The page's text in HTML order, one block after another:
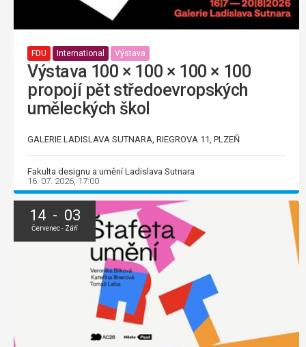
FDU International Výstava
Výstava 100 × 100 × 100 × 100
propojí pět středoevropských
uměleckých škol
GALERIE LADISLAVA SUTNARA, RIEGROVA 11, PLZEŇ
Fakulta designu a umění Ladislava Sutnara
16. 07. 2026, 17:00
14 - 03
Červenec - Září